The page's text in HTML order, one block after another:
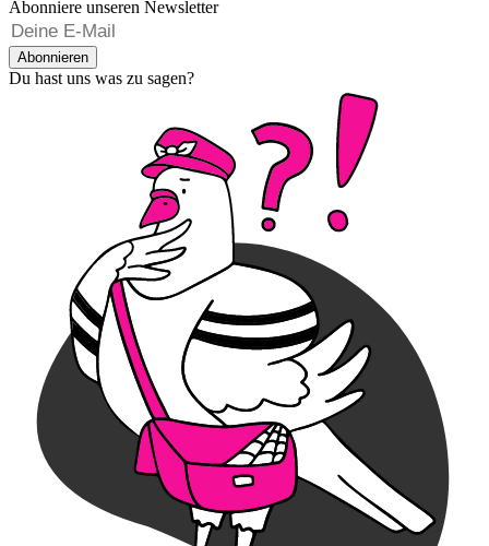
Abonniere unseren Newsletter
Abonnieren
Du hast uns was zu sagen?